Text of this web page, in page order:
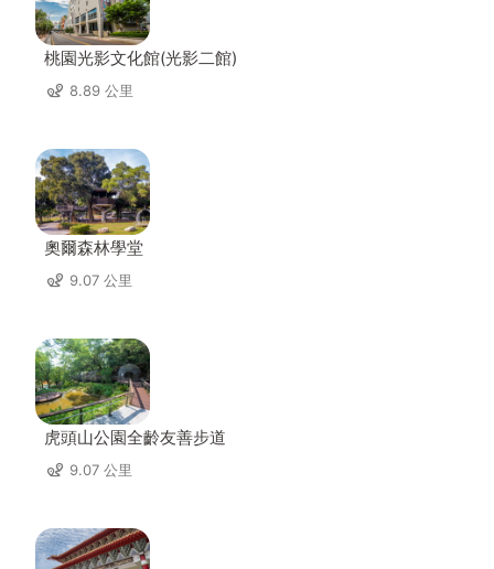
桃園光影文化館(光影二館)
8.89 公里
奧爾森林學堂
9.07 公里
虎頭山公園全齡友善步道
9.07 公里